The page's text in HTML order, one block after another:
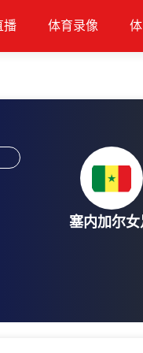
播 体育录像
塞内加尔女